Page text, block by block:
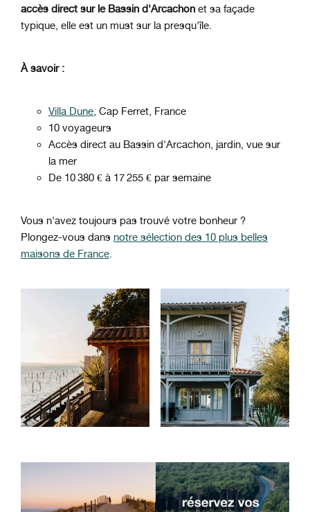
accès direct sur le Bassin d'Arcachon et sa façade
typique, elle est un must sur la presqu'île.
À savoir :
Villa Dune, Cap Ferret, France
10 voyageurs
Accès direct au Bassin d'Arcachon, jardin, vue sur
la mer
De 10 380 € à 17 255 € par semaine
Vous n'avez toujours pas trouvé votre bonheur ?
Plongez-vous dans notre sélection des 10 plus belles
maisons de France.